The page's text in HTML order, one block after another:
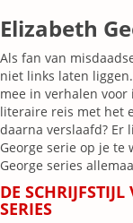
Elizabeth
Als fan van
niet links laten
mee in verhalen
literaire reis met het
daarna verslaafd? Er
George serie op je te
George series
DE
SERIES